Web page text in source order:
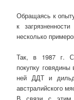
Обращаясь к
к
несколько
Так, в 1987 г.
покупку
ней ДДТ и
австралийского
В связи с этим